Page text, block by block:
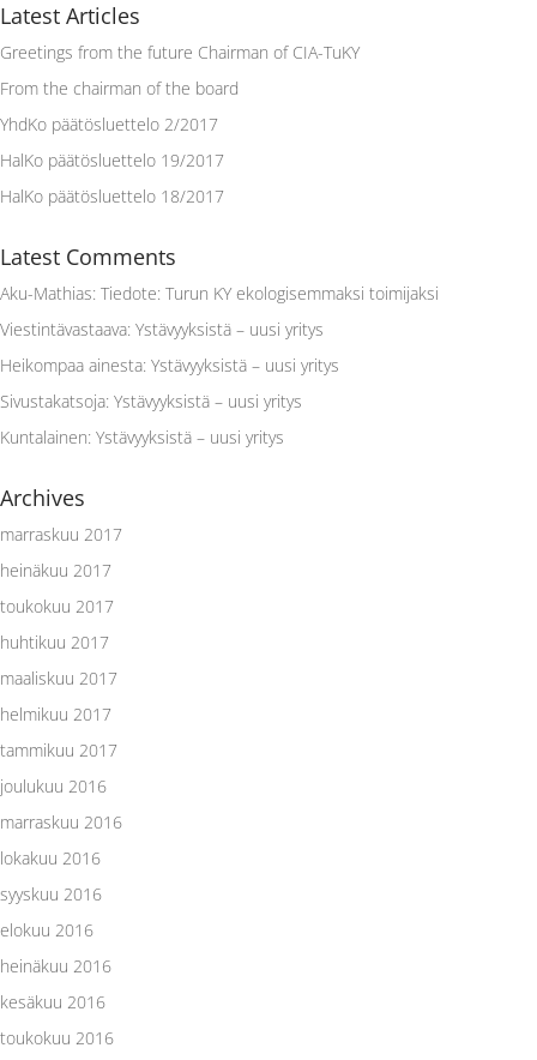
Latest Articles
Greetings from the future Chairman of CIA-TuKY
From the chairman of the board
YhdKo päätösluettelo 2/2017
HalKo päätösluettelo 19/2017
HalKo päätösluettelo 18/2017
Latest Comments
Aku-Mathias: Tiedote: Turun KY ekologisemmaksi toimijaksi
Viestintävastaava: Ystävyyksistä – uusi yritys
Heikompaa ainesta: Ystävyyksistä – uusi yritys
Sivustakatsoja: Ystävyyksistä – uusi yritys
Kuntalainen: Ystävyyksistä – uusi yritys
Archives
marraskuu 2017
heinäkuu 2017
toukokuu 2017
huhtikuu 2017
maaliskuu 2017
helmikuu 2017
tammikuu 2017
joulukuu 2016
marraskuu 2016
lokakuu 2016
syyskuu 2016
elokuu 2016
heinäkuu 2016
kesäkuu 2016
toukokuu 2016